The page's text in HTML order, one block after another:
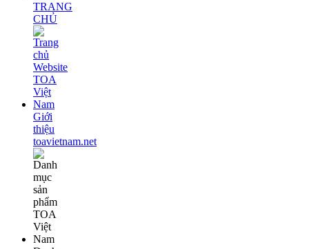
TRANG
CHỦ
Giới
thiệu
toavietnam.net